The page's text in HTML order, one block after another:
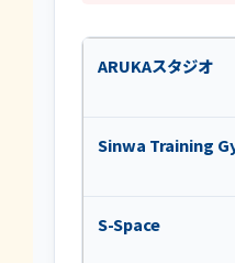
ARUKAスタジオ
Sinwa Training
S-Space